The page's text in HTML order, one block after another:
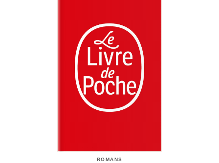
ROMANS